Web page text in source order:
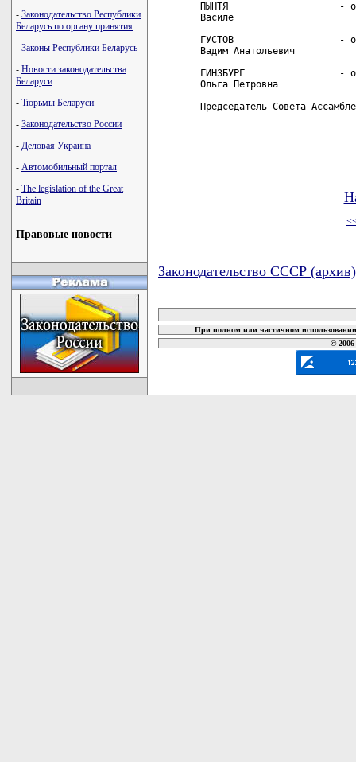
- Законодательство Республики
Беларусь по органу принятия
- Законы Республики Беларусь
- Новости законодательства
Беларуси
- Тюрьмы Беларуси
- Законодательство России
- Деловая Украина
- Автомобильный портал
- The legislation of the Great
Britain
Правовые новости
ПЫНТЯ                    - от
Василе
ГУСТОВ                   - от
Вадим Анатольевич
ГИНЗБУРГ                 - от
Ольга Петровна
Председатель Совета
Законодательство СССР (архив)
При полном или частичном
©